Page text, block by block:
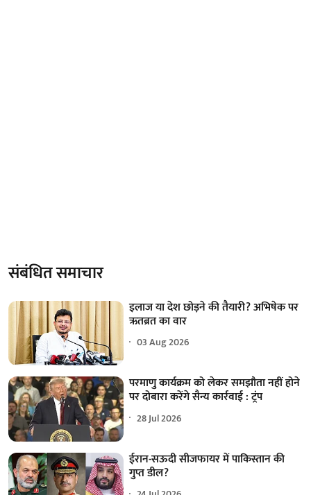
संबंधित समाचार
इलाज या देश छोड़ने की तैयारी? अभिषेक पर
ऋतब्रत का वार
03 Aug 2026
परमाणु कार्यक्रम को लेकर समझौता नहीं होने
पर दोबारा करेंगे सैन्य कार्रवाई : ट्रंप
28 Jul 2026
ईरान-सऊदी सीजफायर में पाकिस्तान की
गुप्त डील?